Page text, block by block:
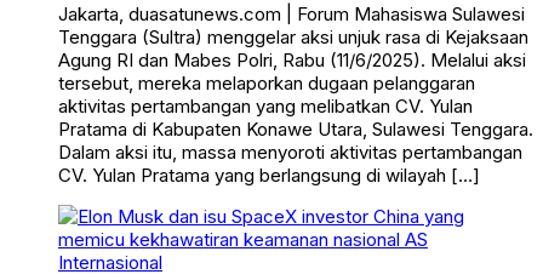
Jakarta, duasatunews.com | Forum Mahasiswa Sulawesi
Tenggara (Sultra) menggelar aksi unjuk rasa di Kejaksaan
Agung RI dan Mabes Polri, Rabu (11/6/2025). Melalui aksi
tersebut, mereka melaporkan dugaan pelanggaran
aktivitas pertambangan yang melibatkan CV. Yulan
Pratama di Kabupaten Konawe Utara, Sulawesi Tenggara.
Dalam aksi itu, massa menyoroti aktivitas pertambangan
CV. Yulan Pratama yang berlangsung di wilayah […]
Internasional